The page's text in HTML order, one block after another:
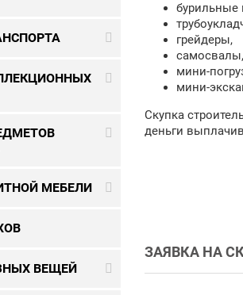
МЕБЕЛИ
ВЕЩЕЙ
грейдеры,
самосвалы,
мини-
мини-
Скупка
деньги
ЗАЯВКА НА